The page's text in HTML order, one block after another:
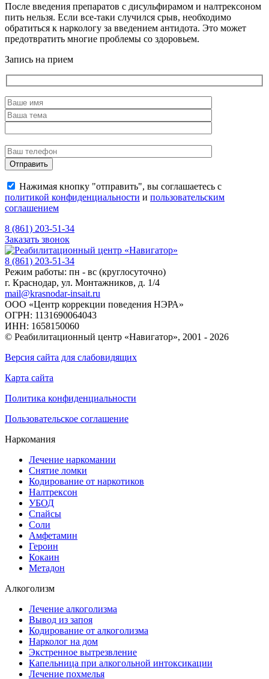
После введения препаратов с дисульфирамом и налтрексоном
пить нельзя. Если все-таки случился срыв, необходимо
обратиться к наркологу за введением антидота. Это может
предотвратить многие проблемы со здоровьем.
Запись на прием
Нажимая кнопку "отправить", вы соглашаетесь с
политикой конфиденциальности и пользовательским
соглашением
8 (861) 203-51-34
Заказать звонок
8 (861) 203-51-34
Режим работы: пн - вс (круглосуточно)
г. Краснодар, ул. Монтажников, д. 1/4
mail@krasnodar-insait.ru
ООО «Центр коррекции поведения НЭРА»
ОГРН: 1131690064043
ИНН: 1658150060
© Реабилитационный центр «Навигатор», 2001 - 2026
Версия сайта для слабовидящих
Карта сайта
Политика конфиденциальности
Пользовательское соглашение
Наркомания
Лечение наркомании
Снятие ломки
Кодирование от наркотиков
Налтрексон
УБОД
Спайсы
Соли
Амфетамин
Героин
Кокаин
Метадон
Алкоголизм
Лечение алкоголизма
Вывод из запоя
Кодирование от алкоголизма
Нарколог на дом
Экстренное вытрезвление
Капельница при алкогольной интоксикации
Лечение похмелья